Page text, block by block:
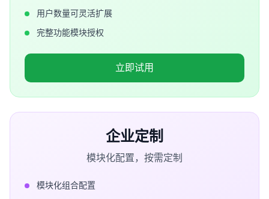
用户数量可灵活扩展
完整功能模块授权
立即试用
企业定制
模块化配置，按需定制
模块化组合配置